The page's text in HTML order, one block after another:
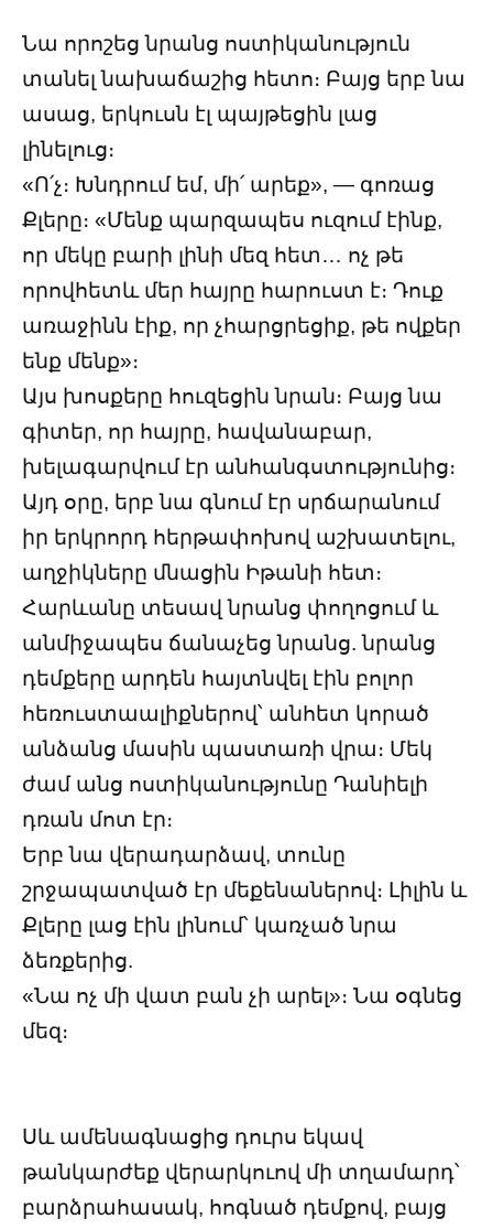
Նա որոշեց նրանց ոստիկանություն
տանել նախաճաշից հետո։ Բայց երբ նա
ասաց, երկուսն էլ պայթեցին լաց
լինելուց։
«Ո՛չ։ Խնդրում եմ, մի՛ արեք», — գոռաց
Քլերը։ «Մենք պարզապես ուզում էինք,
որ մեկը բարի լինի մեզ հետ… ոչ թե
որովհետև մեր հայրը հարուստ է։ Դուք
առաջինն էիք, որ չհարցրեցիք, թե ովքեր
ենք մենք»։
Այս խոսքերը հուզեցին նրան։ Բայց նա
գիտեր, որ հայրը, հավանաբար,
խելագարվում էր անհանգստությունից։
Այդ օրը, երբ նա գնում էր սրճարանում
իր երկրորդ հերթափոխով աշխատելու,
աղջիկները մնացին Իթանի հետ։
Հարևանը տեսավ նրանց փողոցում և
անմիջապես ճանաչեց նրանց. նրանց
դեմքերը արդեն հայտնվել էին բոլոր
հեռուստաալիքներով՝ անհետ կորած
անձանց մասին պաստառի վրա։ Մեկ
ժամ անց ոստիկանությունը Դանիելի
դռան մոտ էր։
Երբ նա վերադարձավ, տունը
շրջապատված էր մեքենաներով։ Լիլին և
Քլերը լաց էին լինում՝ կառչած նրա
ձեռքերից.
«Նա ոչ մի վատ բան չի արել»։ Նա օգնեց
մեզ։
Սև ամենագնացից դուրս եկավ
թանկարժեք վերարկուով մի տղամարդ՝
բարձրահասակ, հոգնած դեմքով, բայց